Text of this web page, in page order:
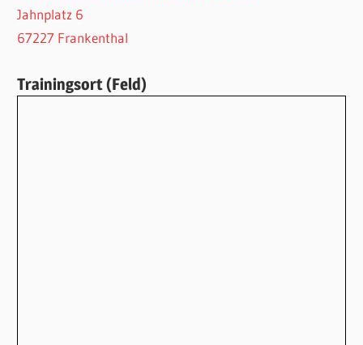
Jahnplatz 6
67227 Frankenthal
Trainingsort (Feld)